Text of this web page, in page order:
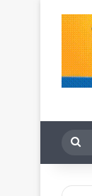
بحث
عن